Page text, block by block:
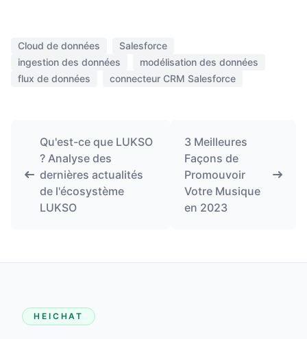
Cloud de données
Salesforce
ingestion des données
modélisation des données
flux de données
connecteur CRM Salesforce
Qu'est-ce que LUKSO
? Analyse des
dernières actualités
de l'écosystème
LUKSO
3 Meilleures
Façons de
Promouvoir
Votre Musique
en 2023
HEICHAT